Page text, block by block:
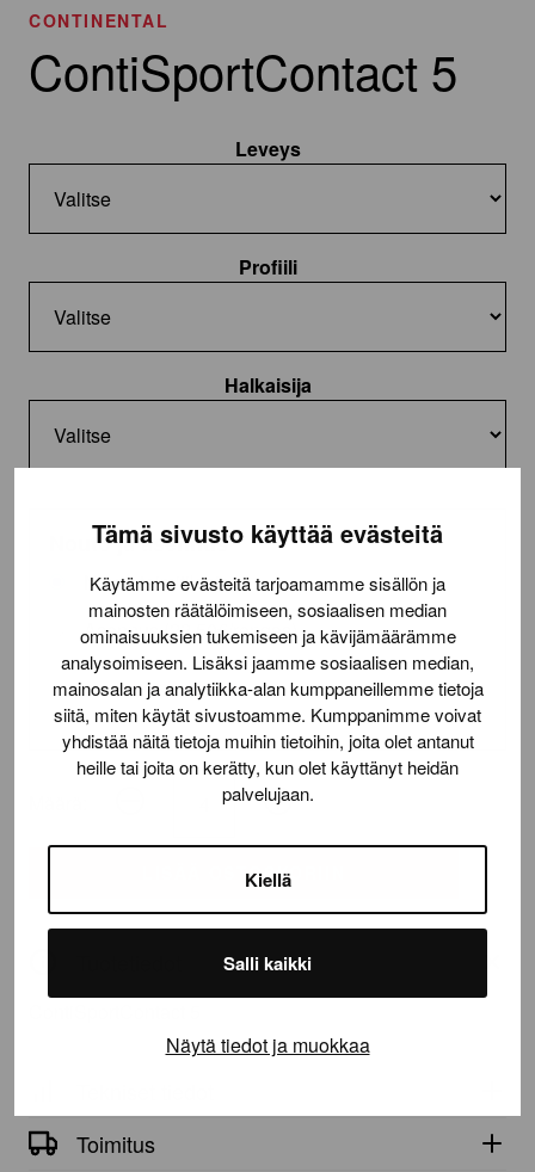
Tämä sivusto käyttää evästeitä
Käytämme evästeitä tarjoamamme sisällön ja
mainosten räätälöimiseen, sosiaalisen median
ominaisuuksien tukemiseen ja kävijämäärämme
analysoimiseen. Lisäksi jaamme sosiaalisen median,
mainosalan ja analytiikka-alan kumppaneillemme tietoja
siitä, miten käytät sivustoamme. Kumppanimme voivat
yhdistää näitä tietoja muihin tietoihin, joita olet antanut
heille tai joita on kerätty, kun olet käyttänyt heidän
palvelujaan.
Kiellä
Salli kaikki
Näytä tiedot ja muokkaa
CONTINENTAL
ContiSportContact 5
Leveys
Profiili
Halkaisija
Nouto ja asennus
Nouto toimitilasta
Asennus (22,50€/rengas)
Lue lisäätoimituksesta
LISÄÄ OSTOSKORIIN
Toimitus